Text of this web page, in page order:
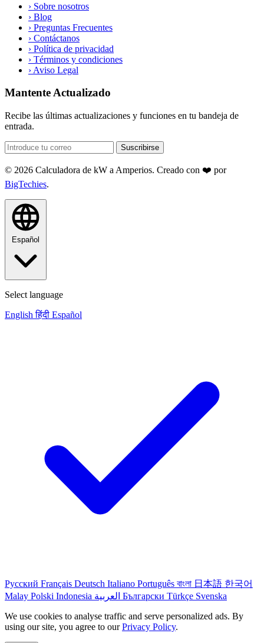
› Sobre nosotros
› Blog
› Preguntas Frecuentes
› Contáctanos
› Política de privacidad
› Términos y condiciones
› Aviso Legal
Mantente Actualizado
Recibe las últimas actualizaciones y funciones en tu bandeja de
entrada.
Suscribirse
© 2026 Calculadora de kW a Amperios. Creado con ❤️ por
BigTechies.
Español
Select language
English हिंदी Español
Русский Français Deutsch Italiano Português বাংলা 日本語 한국어
Malay Polski Indonesia العربية Български Türkçe Svenska
We use cookies to analyse traffic and serve personalized ads. By
using our site, you agree to ourPrivacy Policy.